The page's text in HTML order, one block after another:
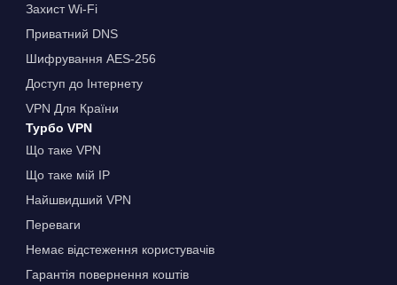
Захист Wi-Fi
Приватний DNS
Шифрування AES-256
Доступ до Інтернету
VPN Для Країни
Турбо VPN
Що таке VPN
Що таке мій IP
Найшвидший VPN
Переваги
Немає відстеження користувачів
Гарантія повернення коштів